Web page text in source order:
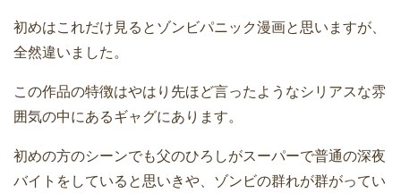
初めはこれだけ見るとゾンビパニック漫画と思いますが、
全然違いました。
この作品の特徴はやはり先ほど言ったようなシリアスな雰
囲気の中にあるギャグにあります。
初めの方のシーンでも父のひろしがスーパーで普通の深夜
バイトをしていると思いきや、ゾンビの群れが群がってい